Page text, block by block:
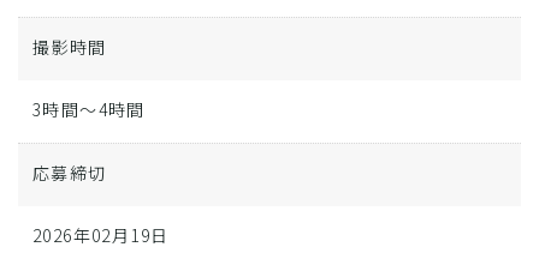
撮影時間
3時間～4時間
応募締切
2026年02月19日